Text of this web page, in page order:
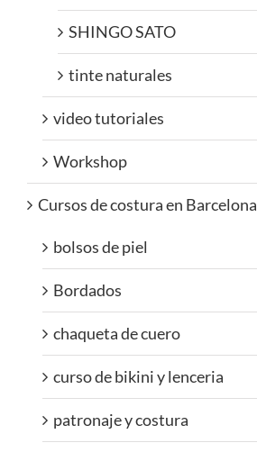
SHINGO SATO
tinte naturales
video tutoriales
Workshop
Cursos de costura en Barcelona
bolsos de piel
Bordados
chaqueta de cuero
curso de bikini y lenceria
patronaje y costura